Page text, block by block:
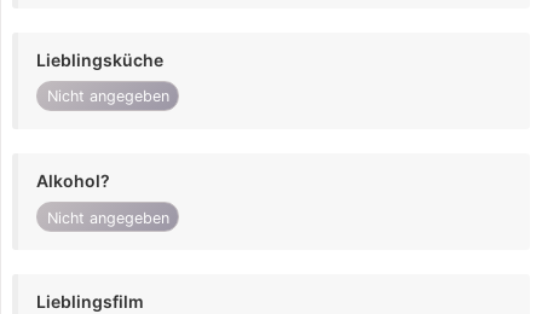
Lieblingsküche
Nicht angegeben
Alkohol?
Nicht angegeben
Lieblingsfilm